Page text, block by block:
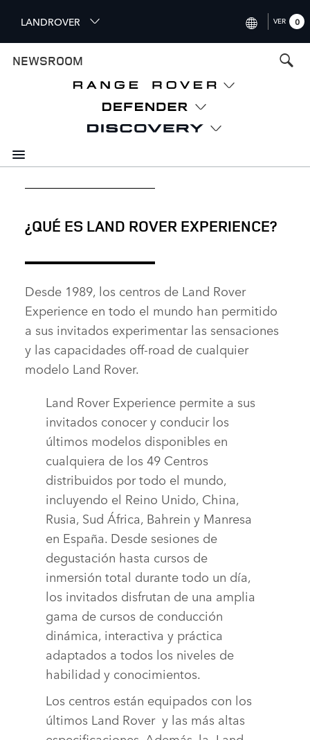
i
p
n
c
LANDROVER VER 0
NEWSROOM
¿QUÉ ES LAND ROVER EXPERIENCE?
Desde 1989, los centros de Land Rover
Experience en todo el mundo han permitido
a sus invitados experimentar las sensaciones
y las capacidades off‑road de cualquier
modelo Land Rover.
Land Rover Experience permite a sus
invitados conocer y conducir los
últimos modelos disponibles en
cualquiera de los 49 Centros
distribuidos por todo el mundo,
incluyendo el Reino Unido, China,
Rusia, Sud África, Bahrein y Manresa
en España. Desde sesiones de
degustación hasta cursos de
inmersión total durante todo un día,
los invitados disfrutan de una amplia
gama de cursos de conducción
dinámica, interactiva y práctica
adaptados a todos los niveles de
habilidad y conocimientos.
Los centros están equipados con los
últimos Land Rover y las más altas